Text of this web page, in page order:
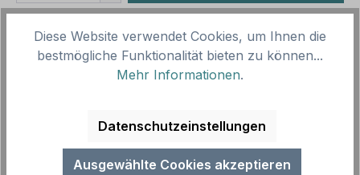
Vorlagenummer:
GEB-55-K
Gebotsschild Bitte das Becken nur mit sauberen
Füßen betreten als Kombinationsschild mit
Zusatztext. Kombinationsschilder be…Mehr
Diese Website verwendet Cookies, um Ihnen die
bestmögliche Funktionalität bieten zu können...
Mehr Informationen.
Datenschutzeinstellungen
Ausgewählte Cookies akzeptieren